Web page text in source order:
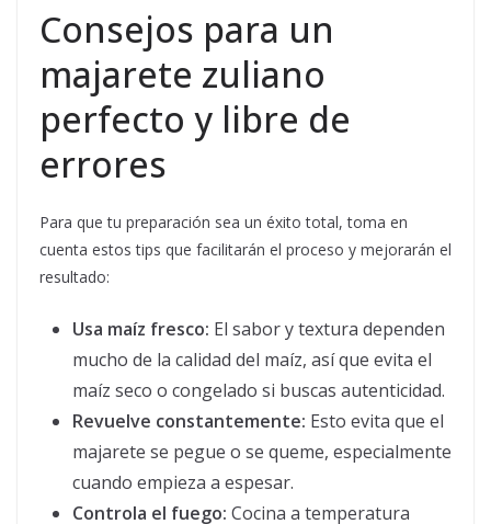
Consejos para un
majarete zuliano
perfecto y libre de
errores
Para que tu preparación sea un éxito total, toma en
cuenta estos tips que facilitarán el proceso y mejorarán el
resultado:
Usa maíz fresco: El sabor y textura dependen
mucho de la calidad del maíz, así que evita el
maíz seco o congelado si buscas autenticidad.
Revuelve constantemente: Esto evita que el
majarete se pegue o se queme, especialmente
cuando empieza a espesar.
Controla el fuego: Cocina a temperatura